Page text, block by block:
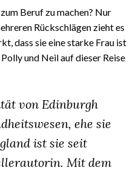
Beruf zu machen? Nur
Rückschlägen zieht es
dass sie eine starke Frau ist
und Neil auf dieser Reise
von Edinburgh
ehe sie
ist sie seit
Mit dem